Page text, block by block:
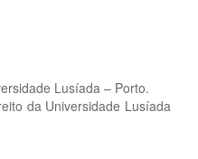
Lusíada – Porto.
da Universidade Lusíada